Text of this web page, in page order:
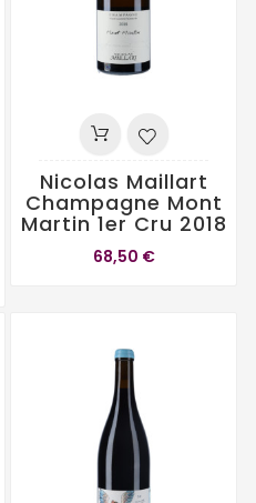
Nicolas Maillart
Champagne Mont
Martin 1er Cru 2018
68,50 €